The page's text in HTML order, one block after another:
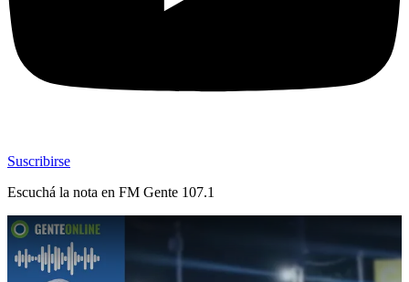
Suscribirse
Escuchá la nota en FM Gente 107.1